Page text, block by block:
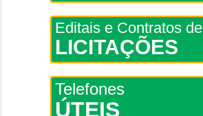
Editais e Contratos de
LICITAÇÕES
Telefones
ÚTEIS